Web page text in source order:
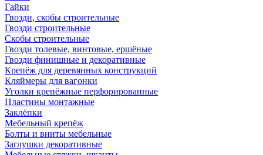
Гайки
Гвозди, скобы строительные
Гвозди строительные
Скобы строительные
Гвозди толевые, винтовые, ершёные
Гвозди финишные и декоративные
Крепёж для деревянных конструкций
Кляймеры для вагонки
Уголки крепёжные перфорированные
Пластины монтажные
Заклёпки
Мебельный крепёж
Болты и винты мебельные
Заглушки декоративные